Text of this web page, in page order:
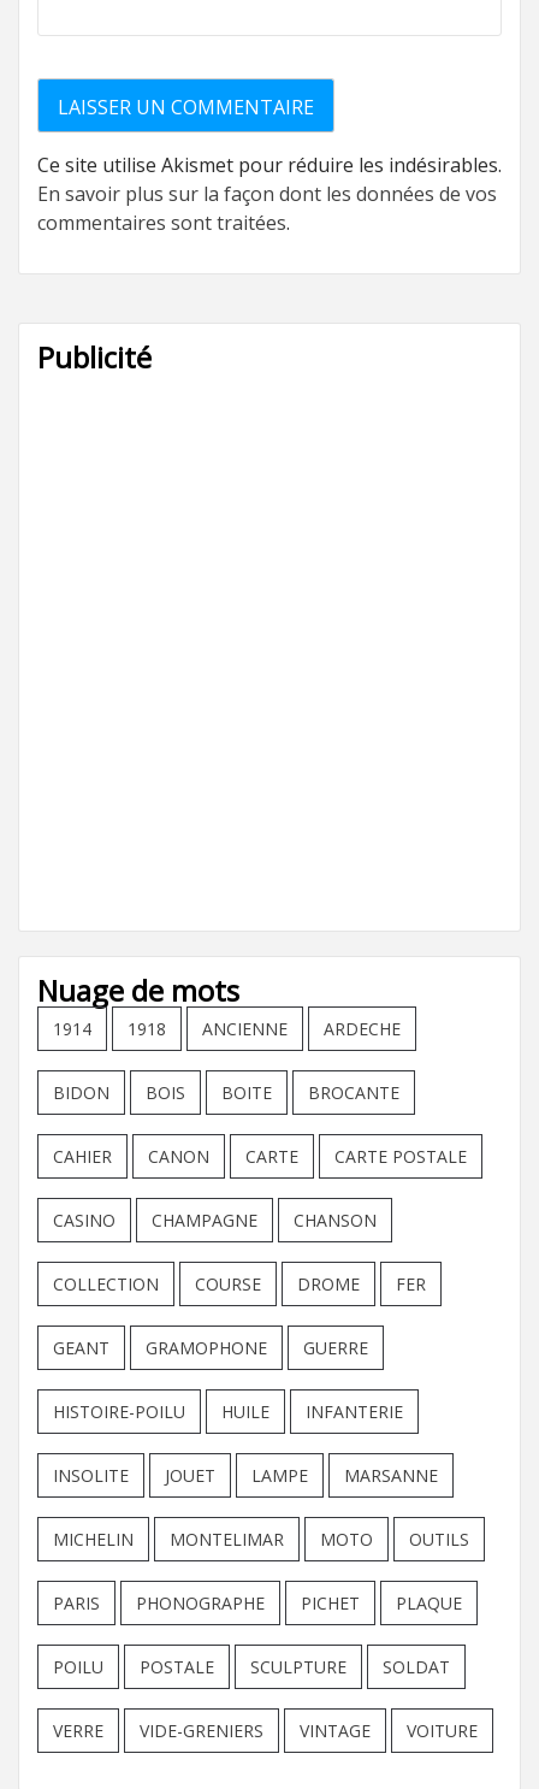
Ce site utilise Akismet pour réduire les indésirables.
En savoir plus sur la façon dont les données de vos
commentaires sont traitées.
Publicité
Nuage de mots
1914 1918 ANCIENNE ARDECHE
BIDON BOIS BOITE BROCANTE
CAHIER CANON CARTE CARTE POSTALE
CASINO CHAMPAGNE CHANSON
COLLECTION COURSE DROME FER
GEANT GRAMOPHONE GUERRE
HISTOIRE-POILU HUILE INFANTERIE
INSOLITE JOUET LAMPE MARSANNE
MICHELIN MONTELIMAR MOTO OUTILS
PARIS PHONOGRAPHE PICHET PLAQUE
POILU POSTALE SCULPTURE SOLDAT
VERRE VIDE-GRENIERS VINTAGE VOITURE